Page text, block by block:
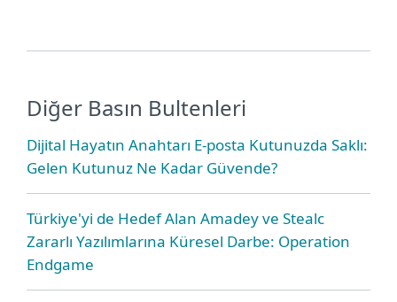
Diğer Basın Bultenleri
Dijital Hayatın Anahtarı E-posta Kutunuzda Saklı:
Gelen Kutunuz Ne Kadar Güvende?
Türkiye'yi de Hedef Alan Amadey ve Stealc
Zararlı Yazılımlarına Küresel Darbe: Operation
Endgame